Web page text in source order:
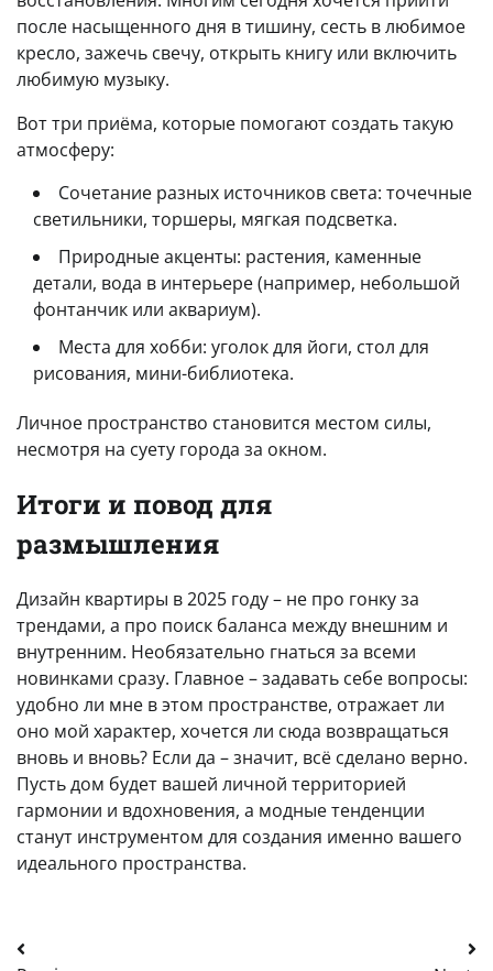
после насыщенного дня в тишину, сесть в любимое
кресло, зажечь свечу, открыть книгу или включить
любимую музыку.
Вот три приёма, которые помогают создать такую
атмосферу:
Сочетание разных источников света: точечные
светильники, торшеры, мягкая подсветка.
Природные акценты: растения, каменные
детали, вода в интерьере (например, небольшой
фонтанчик или аквариум).
Места для хобби: уголок для йоги, стол для
рисования, мини-библиотека.
Личное пространство становится местом силы,
несмотря на суету города за окном.
Итоги и повод для
размышления
Дизайн квартиры в 2025 году – не про гонку за
трендами, а про поиск баланса между внешним и
внутренним. Необязательно гнаться за всеми
новинками сразу. Главное – задавать себе вопросы:
удобно ли мне в этом пространстве, отражает ли
оно мой характер, хочется ли сюда возвращаться
вновь и вновь? Если да – значит, всё сделано верно.
Пусть дом будет вашей личной территорией
гармонии и вдохновения, а модные тенденции
станут инструментом для создания именно вашего
идеального пространства.
Навигация